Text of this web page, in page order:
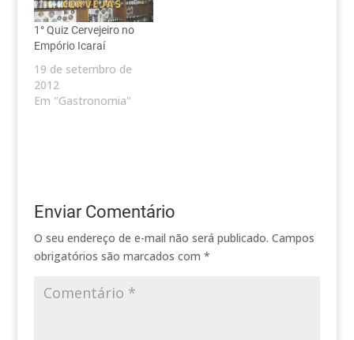
1° Quiz Cervejeiro no
Empório Icaraí
19 de setembro de
2012
Em "Gastronomia"
Enviar Comentário
O seu endereço de e-mail não será publicado. Campos
obrigatórios são marcados com *